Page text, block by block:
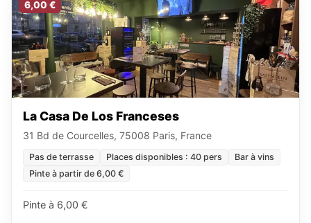
6,00 €
La Casa De Los Franceses
31 Bd de Courcelles, 75008 Paris, France
Pas de terrasse Places disponibles : 40 pers
Bar à vins
Pinte à partir de 6,00 €
Pinte à 6,00 €